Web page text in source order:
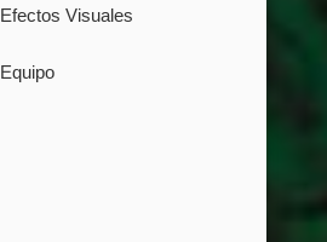
Efectos Visuales
Equipo